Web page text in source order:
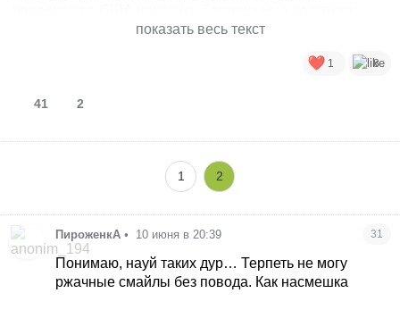
насмешки и тд. Раньше я за ней зивисть не замечала но
мечтала о США, но она не могла оставить кота))) хотя я
маме ее мужа в Италию, там начала ему изменять с
тоже бросил, она вернулась домой. Я ее поддерживала
пока она не могла найти работу, оплачивала два раза
ее аренду, в результате одни подколы, подебы,
В воскресенье она мне в очередной раз позвонила, я
еще спала ,( я написала что я сплю, ее ответ:
- я думала в цекви, пошла молиться чтобы тебе
документы дали и ржачные смайлы.
Я ей написала- иди на хэр
показать весь текст
1 8
41 2
1 2
ПироженкА • 10 июня в 20:39 31
Понимаю, науй таких дур… Терпеть не могу
ржачные смайлы без повода. Как насмешка